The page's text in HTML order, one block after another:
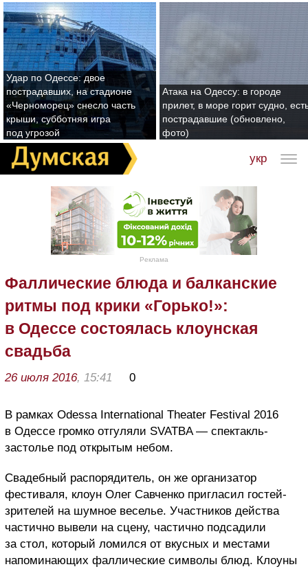
Удар по Одессе: двое
пострадавших, на стадионе
«Черноморец» снесло часть
крыши, субботняя игра
под угрозой
Атака на Одессу: в городе
прилет, в море горит судно,
пострадавшие (обновлено,
фото)
укр
Реклама
Фаллические блюда и балканские
ритмы под крики «Горько!»:
в Одессе состоялась клоунская
свадьба
26 июля 2016, 15:41 0
В рамках Odessa International Theater Festival 2016
в Одессе громко отгуляли SVATBA — спектакль-
застолье под открытым небом.
Свадебный распорядитель, он же организатор
фестиваля, клоун Олег Савченко пригласил гостей-
зрителей на шумное веселье. Участников действа
частично вывели на сцену, частично подсадили
за стол, который ломился от вкусных и местами
напоминающих фаллические символы блюд. Клоуны